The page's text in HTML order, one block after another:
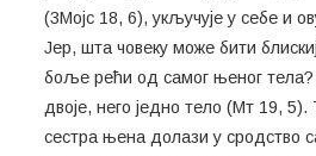
(3Мојс 18, 6), укључује у себе и
Јер, шта човеку може бити
боље рећи од самог њеног
двоје, него једно тело (Мт 19, 5).
сестра њена долази у сродство